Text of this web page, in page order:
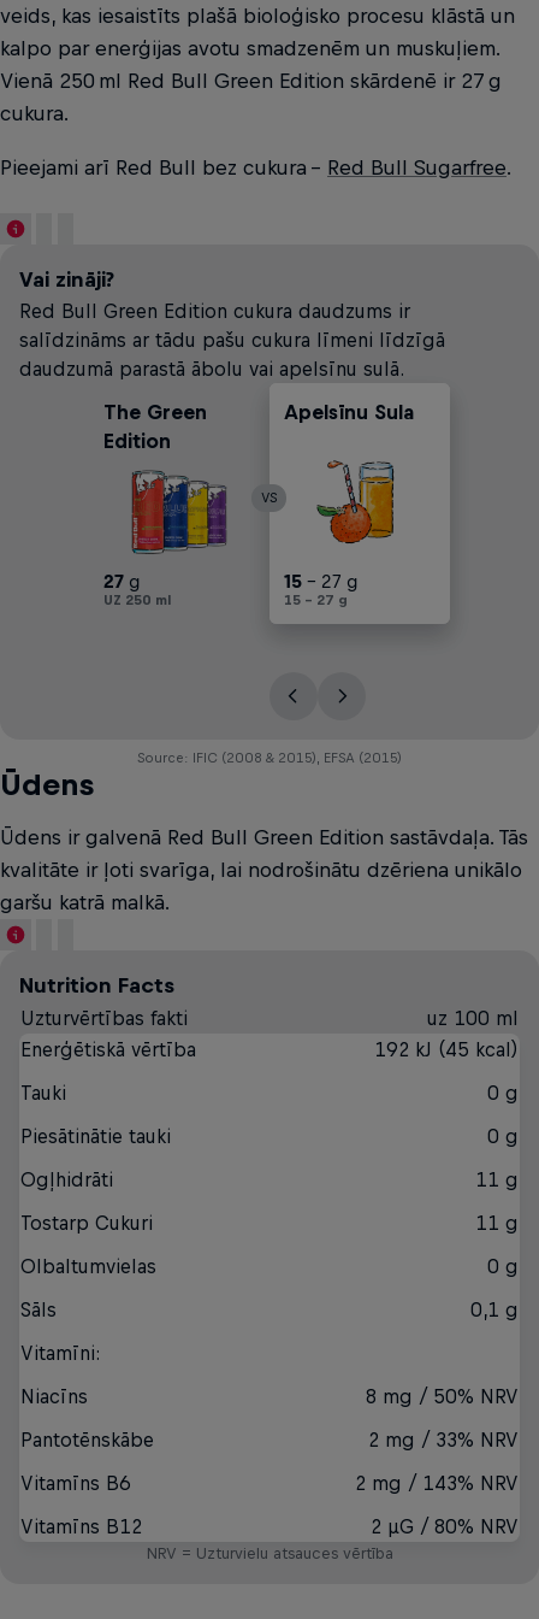
veids, kas iesaistīts plašā bioloģisko procesu klāstā un
kalpo par enerģijas avotu smadzenēm un muskuļiem.
Vienā 250 ml Red Bull Green Edition skārdenē ir 27 g
cukura.
Pieejami arī Red Bull bez cukura – Red Bull Sugarfree.
Vai zināji?
Red Bull Green Edition cukura daudzums ir
salīdzināms ar tādu pašu cukura līmeni līdzīgā
daudzumā parastā ābolu vai apelsīnu sulā.
The Green
Edition
27 g
UZ 250 ml
30 - 45 g
UZ 250 ml
Apelsīnu Sula
15 - 27 g
15 - 27 g
Bezalkoholiskie
25 - 30 g
UZ 250 ml
Ābolu Sula
17- 25 g
UZ 250 ml
30 - 45 g
UZ 250 ml
VS
Source: IFIC (2008 & 2015), EFSA (2015)
Ūdens
Ūdens ir galvenā Red Bull Green Edition sastāvdaļa. Tās
kvalitāte ir ļoti svarīga, lai nodrošinātu dzēriena unikālo
garšu katrā malkā.
Nutrition Facts
Uzturvērtības fakti
uz 100 ml
Enerģētiskā vērtība
192 kJ (45 kcal)
Tauki
0 g
Piesātinātie tauki
0 g
Ogļhidrāti
11 g
Tostarp Cukuri
11 g
Olbaltumvielas
0 g
Sāls
0,1 g
Vitamīni:
Niacīns
8 mg / 50% NRV
Pantotēnskābe
2 mg / 33% NRV
Vitamīns B6
2 mg / 143% NRV
Vitamīns B12
2 µG / 80% NRV
NRV = Uzturvielu atsauces vērtība